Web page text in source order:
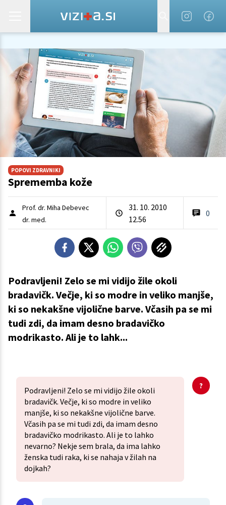
POPOVI ZDRAVNIKI
Sprememba kože
Prof. dr. Miha Debevec
dr. med.
31. 10. 2010
12.56
0
Podravljeni! Zelo se mi vidijo žile okoli
bradavičk. Večje, ki so modre in veliko manjše,
ki so nekakšne vijolične barve. Včasih pa se mi
tudi zdi, da imam desno bradavičko
modrikasto. Ali je to lahk...
Podravljeni! Zelo se mi vidijo žile okoli
bradavičk. Večje, ki so modre in veliko
manjše, ki so nekakšne vijolične barve.
Včasih pa se mi tudi zdi, da imam desno
bradavičko modrikasto. Ali je to lahko
nevarno? Nekje sem brala, da ima lahko
ženska tudi raka, ki se nahaja v žilah na
dojkah?